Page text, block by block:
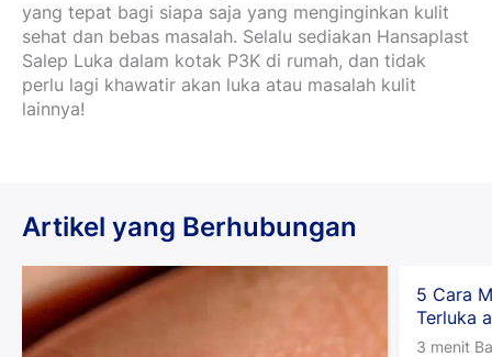
yang tepat bagi siapa saja yang menginginkan kulit
sehat dan bebas masalah. Selalu sediakan Hansaplast
Salep Luka dalam kotak P3K di rumah, dan tidak
perlu lagi khawatir akan luka atau masalah kulit
lainnya!
Artikel yang Berhubungan
5 Cara
Terluka
3 menit